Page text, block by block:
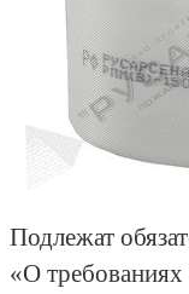
Подлежат
«О требованиях